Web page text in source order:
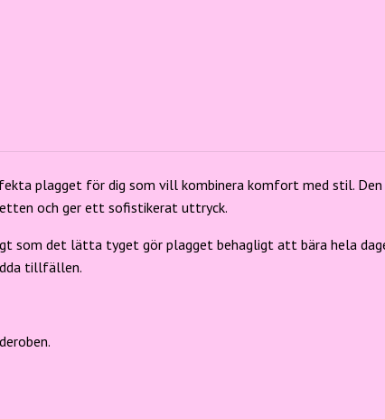
plagget för dig som vill kombinera komfort med stil. Den
och ger ett sofistikerat uttryck.
som det lätta tyget gör plagget behagligt att bära hela
tillfällen.